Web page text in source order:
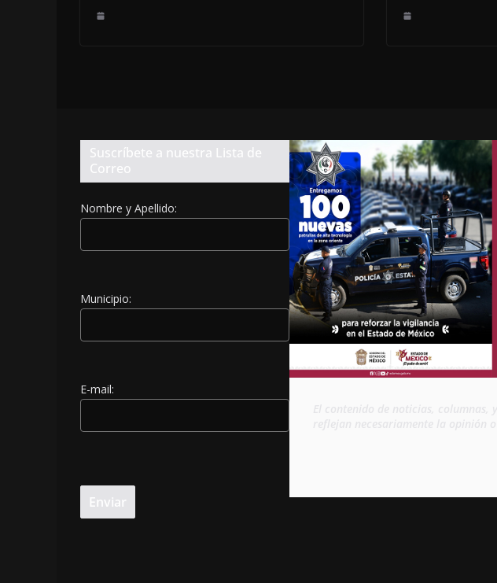
Suscríbete a nuestra Lista de
Correo
Nombre y Apellido:
Municipio:
E-mail: